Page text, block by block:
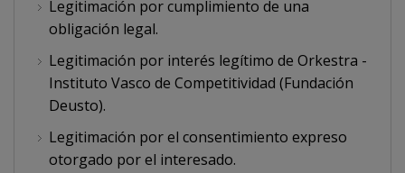
Legitimación por cumplimiento de una
obligación legal.
Legitimación por interés legítimo de Orkestra -
Instituto Vasco de Competitividad (Fundación
Deusto).
Legitimación por el consentimiento expreso
otorgado por el interesado.